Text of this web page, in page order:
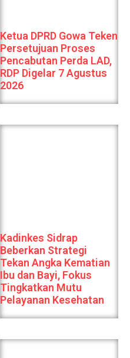
Ketua DPRD Gowa Teken
Persetujuan Proses
Pencabutan Perda LAD,
RDP Digelar 7 Agustus
2026
Kadinkes Sidrap
Beberkan Strategi
Tekan Angka Kematian
Ibu dan Bayi, Fokus
Tingkatkan Mutu
Pelayanan Kesehatan